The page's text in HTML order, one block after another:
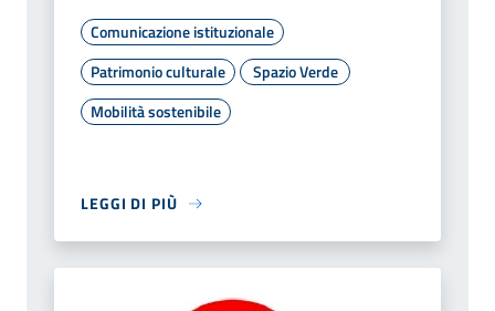
Comunicazione istituzionale
Patrimonio culturale
Spazio Verde
Mobilità sostenibile
LEGGI DI PIÙ